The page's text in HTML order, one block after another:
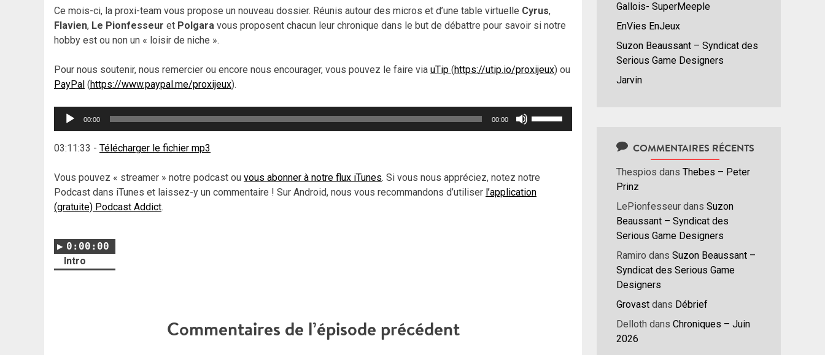
Ce mois-ci, la proxi-team vous propose un nouveau dossier. Réunis autour des micros et d’une table virtuelle Cyrus,
Flavien, Le Pionfesseur et Polgara vous proposent chacun leur chronique dans le but de débattre pour savoir si notre
hobby est ou non un « loisir de niche ».
Pour nous soutenir, nous remercier ou encore nous encourager, vous pouvez le faire via uTip (https://utip.io/proxijeux) ou
PayPal (https://www.paypal.me/proxijeux).
Lecteur
00:00 00:00
03:11:33 - Télécharger le fichier mp3
Vous pouvez « streamer » notre podcast ou vous abonner à notre flux iTunes. Si vous nous appréciez, notez notre
Podcast dans iTunes et laissez-y un commentaire ! Sur Android, nous vous recommandons d’utiliser l’application
(gratuite) Podcast Addict.
0:00:00
Intro
Commentaires de l’épisode précédent
Gallois- SuperMeeple
EnVies EnJeux
Suzon Beaussant – Syndicat des
Serious Game Designers
Jarvin
COMMENTAIRES RÉCENTS
Thespios dans Thebes – Peter
Prinz
LePionfesseur dans Suzon
Beaussant – Syndicat des
Serious Game Designers
Ramiro dans Suzon Beaussant –
Syndicat des Serious Game
Designers
Grovast dans Débrief
Delloth dans Chroniques – Juin
2026